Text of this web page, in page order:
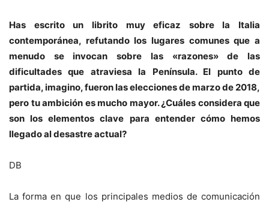
Has escrito un librito muy eficaz sobre la Italia
contemporánea, refutando los lugares comunes que a
menudo se invocan sobre las «razones» de las
dificultades que atraviesa la Península. El punto de
partida, imagino, fueron las elecciones de marzo de 2018,
pero tu ambición es mucho mayor. ¿Cuáles considera que
son los elementos clave para entender cómo hemos
llegado al desastre actual?
DB
La forma en que los principales medios de comunicación